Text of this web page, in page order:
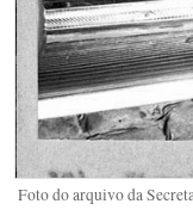
Foto do arquivo da